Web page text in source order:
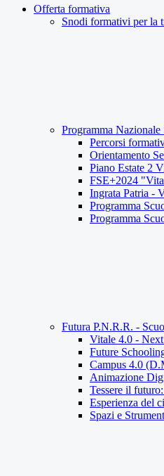
Offerta formativa
Snodi formativi per la
Programma
Percorsi
Orientamento
Piano Estate 2
FSE+2024
Ingrata Patria -
Programma
Programma
Futura P.N.R.R. -
Vitale 4.0 -
Future
Campus 4.0
Animazione
Tessere il
Esperienza del
Spazi e